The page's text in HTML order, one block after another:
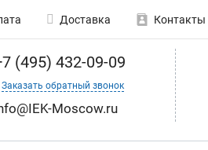
Доставка Контакты
(495) 432-09-09
Заказать обратный звонок
Moscow.ru